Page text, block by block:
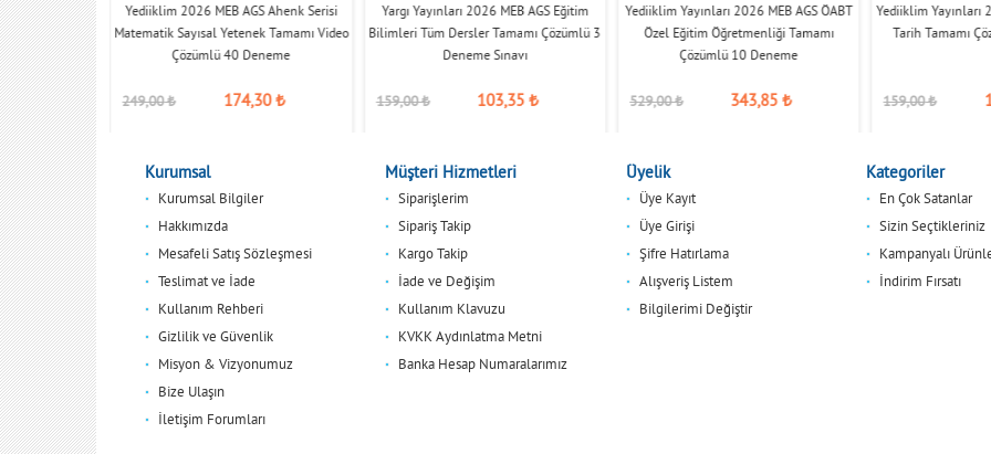
AGS Eğitim
Çözümlü 3
₺
Yediiklim 2026 MEB AGS Ahenk Serisi
Matematik Sayısal Yetenek Tamamı Video
Çözümlü 40 Deneme
249,00₺ 174,30₺
Yargı Yayınları 2026 MEB AGS Eğitim
Bilimleri Tüm Dersler Tamamı Çözümlü 3
Deneme Sınavı
159,00₺ 103,35 ₺
Yediiklim Yayınları 2026 MEB AGS ÖABT
Özel Eğitim Öğretmenliği Tamamı
Çözümlü 10 Deneme
529,00₺ 343,85 ₺
Yediiklim Yayınları
Tarih Tamamı
159,00₺
Kurumsal
Kurumsal Bilgiler
Hakkımızda
Mesafeli Satış Sözleşmesi
Teslimat ve İade
Kullanım Rehberi
Gizlilik ve Güvenlik
Misyon & Vizyonumuz
Bize Ulaşın
İletişim Forumları
Müşteri Hizmetleri
Siparişlerim
Sipariş Takip
Kargo Takip
İade ve Değişim
Kullanım Klavuzu
KVKK Aydınlatma Metni
Banka Hesap Numaralarımız
Üyelik
Üye Kayıt
Üye Girişi
Şifre Hatırlama
Alışveriş Listem
Bilgilerimi Değiştir
Kategoriler
En Çok Satanlar
Sizin Seçtikleriniz
Kampanyalı
İndirim Fırsatı